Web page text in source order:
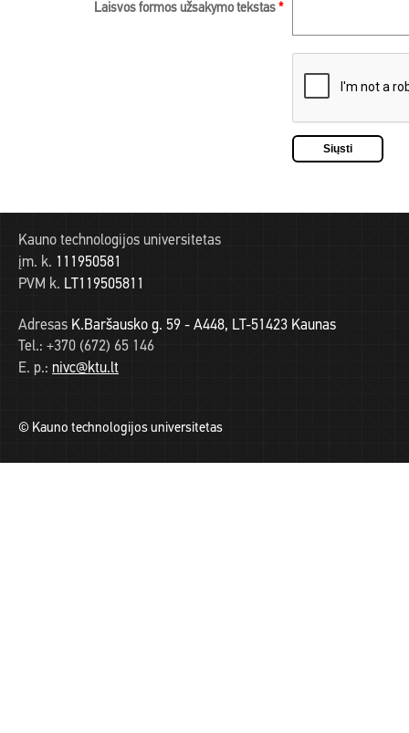
Laisvos formos užsakymo tekstas *
Kauno technologijos universitetas
įm. k. 111950581
PVM k. LT119505811
Adresas K.Baršausko g. 59 - A448, LT-51423 Kaunas
Tel.: +370 (672) 65 146
E. p.: nivc@ktu.lt
© Kauno technologijos universitetas